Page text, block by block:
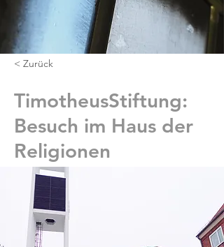
< Zurück
TimotheusStiftung:
Besuch im Haus der
Religionen